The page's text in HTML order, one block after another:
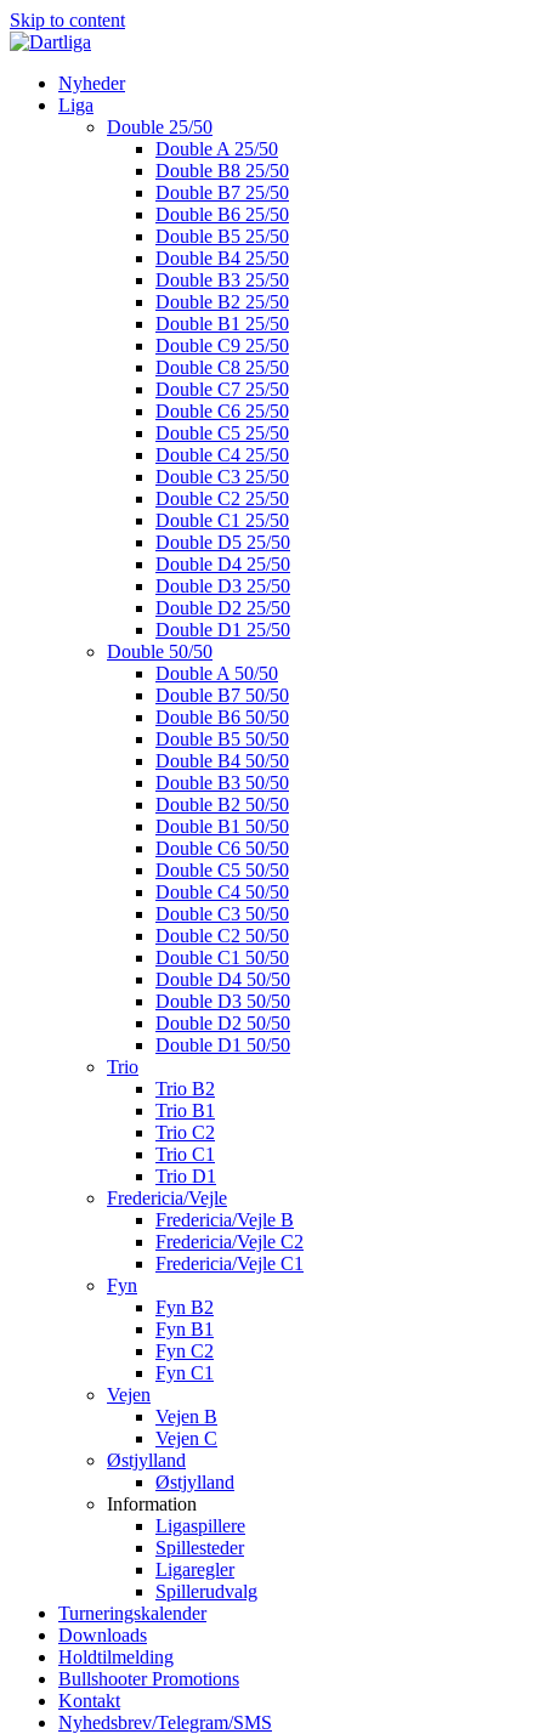
Skip to content
Nyheder
Liga
Double 25/50
Double A 25/50
Double B8 25/50
Double B7 25/50
Double B6 25/50
Double B5 25/50
Double B4 25/50
Double B3 25/50
Double B2 25/50
Double B1 25/50
Double C9 25/50
Double C8 25/50
Double C7 25/50
Double C6 25/50
Double C5 25/50
Double C4 25/50
Double C3 25/50
Double C2 25/50
Double C1 25/50
Double D5 25/50
Double D4 25/50
Double D3 25/50
Double D2 25/50
Double D1 25/50
Double 50/50
Double A 50/50
Double B7 50/50
Double B6 50/50
Double B5 50/50
Double B4 50/50
Double B3 50/50
Double B2 50/50
Double B1 50/50
Double C6 50/50
Double C5 50/50
Double C4 50/50
Double C3 50/50
Double C2 50/50
Double C1 50/50
Double D4 50/50
Double D3 50/50
Double D2 50/50
Double D1 50/50
Trio
Trio B2
Trio B1
Trio C2
Trio C1
Trio D1
Fredericia/Vejle
Fredericia/Vejle B
Fredericia/Vejle C2
Fredericia/Vejle C1
Fyn
Fyn B2
Fyn B1
Fyn C2
Fyn C1
Vejen
Vejen B
Vejen C
Østjylland
Østjylland
Information
Ligaspillere
Spillesteder
Ligaregler
Spillerudvalg
Turneringskalender
Downloads
Holdtilmelding
Bullshooter Promotions
Kontakt
Nyhedsbrev/Telegram/SMS